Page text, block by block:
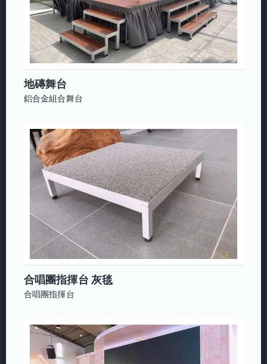
地磚舞台
鋁合金組合舞台
合唱團指揮台 灰毯
合唱團指揮台